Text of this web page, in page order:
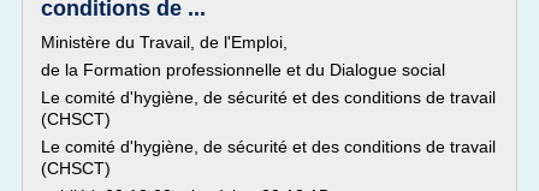
conditions de ...
Ministère du Travail, de l'Emploi,
de la Formation professionnelle et du Dialogue social
Le comité d'hygiène, de sécurité et des conditions de travail
(CHSCT)
Le comité d'hygiène, de sécurité et des conditions de travail
(CHSCT)